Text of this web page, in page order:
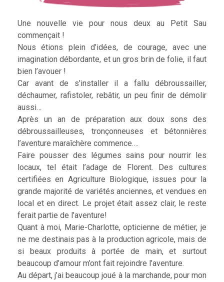
Une nouvelle vie pour nous deux au Petit Sau
commençait !
Nous étions plein d’idées, de courage, avec une
imagination débordante, et un gros brin de folie, il faut
bien l’avouer !
Car avant de s’installer il a fallu débroussailler,
déchaumer, rafistoler, rebâtir, un peu finir de démolir
aussi…
Après un an de préparation aux doux sons des
débroussailleuses, tronçonneuses et bétonnières
l’aventure maraîchère commence….
Faire pousser des légumes sains pour nourrir les
locaux, tel était l’adage de Florent. Des cultures
certifiées en Agriculture Biologique, issues pour la
grande majorité de variétés anciennes, et vendues en
local et en direct. Le projet était assez clair, le reste
ferait partie de l’aventure!
Quant à moi, Marie-Charlotte, opticienne de métier, je
ne me destinais pas à la production agricole, mais de
si beaux produits à portée de main, et surtout
beaucoup d’amour m’ont fait rejoindre l’aventure.
Au départ, j’ai beaucoup joué à la marchande, pour mon